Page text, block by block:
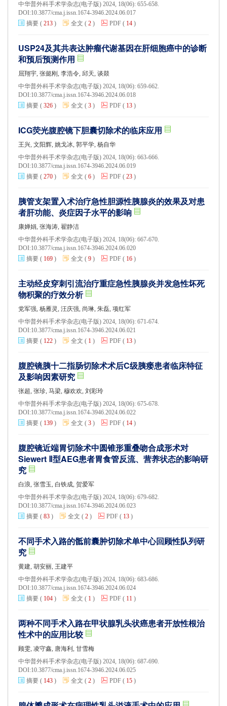
中华普外科手术学杂志(电子版) 2024, 18(06): 655-658.
DOI:10.3877/cma.j.issn.1674-3946.2024.06.017
摘要 ( 213 ) 全文 ( 2 ) PDF ( 14 )
USP24及其共表达肿瘤代谢基因在肝细胞癌中的诊断
和预后预测作用
屈翔宇, 张懿刚, 李浩令, 邱天, 谈燚
中华普外科手术学杂志(电子版) 2024, 18(06): 659-662.
DOI:10.3877/cma.j.issn.1674-3946.2024.06.018
摘要 ( 326 ) 全文 ( 3 ) PDF ( 13 )
ICG荧光腹腔镜下胆囊切除术的临床应用
王兴, 文阳辉, 姚戈冰, 郭平学, 杨自华
中华普外科手术学杂志(电子版) 2024, 18(06): 663-666.
DOI:10.3877/cma.j.issn.1674-3946.2024.06.019
摘要 ( 270 ) 全文 ( 6 ) PDF ( 23 )
胰管支架置入术治疗急性胆源性胰腺炎的效果及对患
者肝功能、炎症因子水平的影响
康婵娟, 张海涛, 翟静洁
中华普外科手术学杂志(电子版) 2024, 18(06): 667-670.
DOI:10.3877/cma.j.issn.1674-3946.2024.06.020
摘要 ( 169 ) 全文 ( 9 ) PDF ( 16 )
主动经皮穿刺引流治疗重症急性胰腺炎并发急性坏死
物积聚的疗效分析
党军强, 杨雁灵, 汪庆强, 尚琳, 朱磊, 项红军
中华普外科手术学杂志(电子版) 2024, 18(06): 671-674.
DOI:10.3877/cma.j.issn.1674-3946.2024.06.021
摘要 ( 122 ) 全文 ( 1 ) PDF ( 13 )
腹腔镜胰十二指肠切除术术后C级胰瘘患者临床特征
及影响因素研究
张超, 张珍, 马梁, 穆欢欢, 刘彩玲
中华普外科手术学杂志(电子版) 2024, 18(06): 675-678.
DOI:10.3877/cma.j.issn.1674-3946.2024.06.022
摘要 ( 139 ) 全文 ( 3 ) PDF ( 14 )
腹腔镜近端胃切除术中圆锥形重叠吻合成形术对
Siewert Ⅱ型AEG患者胃食管反流、营养状态的影响研
究
白浪, 张雪玉, 白铁成, 贺爱军
中华普外科手术学杂志(电子版) 2024, 18(06): 679-682.
DOI:10.3877/cma.j.issn.1674-3946.2024.06.023
摘要 ( 83 ) 全文 ( 2 ) PDF ( 13 )
不同手术入路的骶前囊肿切除术单中心回顾性队列研
究
黄建, 胡安丽, 王建平
中华普外科手术学杂志(电子版) 2024, 18(06): 683-686.
DOI:10.3877/cma.j.issn.1674-3946.2024.06.024
摘要 ( 104 ) 全文 ( 1 ) PDF ( 11 )
两种不同手术入路在甲状腺乳头状癌患者开放性根治
性术中的应用比较
顾雯, 凌守鑫, 唐海利, 甘雪梅
中华普外科手术学杂志(电子版) 2024, 18(06): 687-690.
DOI:10.3877/cma.j.issn.1674-3946.2024.06.025
摘要 ( 143 ) 全文 ( 2 ) PDF ( 15 )